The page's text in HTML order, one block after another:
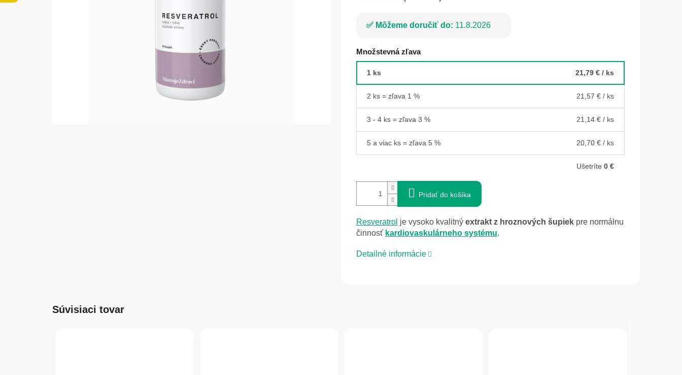
Môžeme doručiť do: 11.8.2026
Množstevná zľava
1 ks 21,79 € / ks
2 ks = zľava 1 % 21,57 € / ks
3 - 4 ks = zľava 3 % 21,14 € / ks
5 a viac ks = zľava 5 % 20,70 € / ks
Ušetríte 0 €
Pridať do košíka
Resveratrol je vysoko kvalitný extrakt z hroznových šupiek pre normálnu
činnosť kardiovaskulárneho systému.
Detailné informácie
Súvisiaci tovar